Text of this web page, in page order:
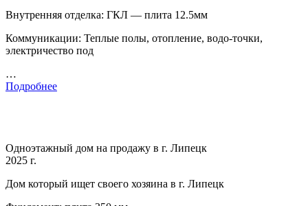
Внутренняя отделка: ГКЛ — плита 12.5мм
Коммуникации: Теплые полы, отопление, водо-точки,
электричество под
…
Подробнее
Одноэтажный дом на продажу в г. Липецк
2025 г.
Дом который ищет своего хозяина в г. Липецк